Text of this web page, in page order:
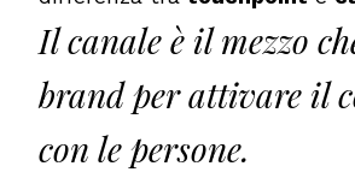
Il canale è il mezzo
brand per attivare il
con le persone.